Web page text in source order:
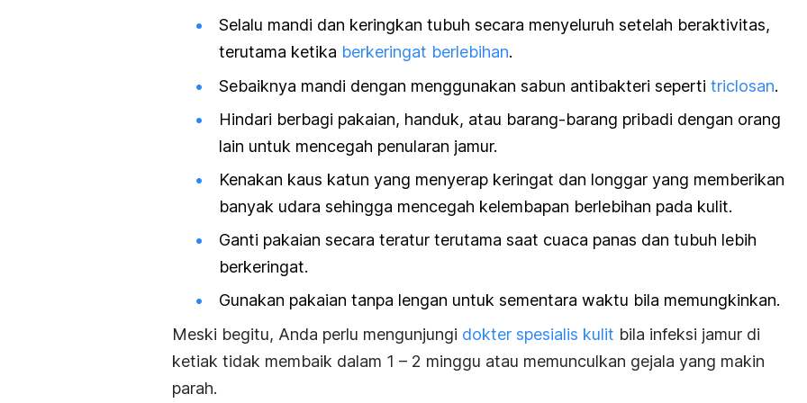
Selalu mandi dan keringkan tubuh secara menyeluruh setelah beraktivitas,
terutama ketika berkeringat berlebihan.
Sebaiknya mandi dengan menggunakan sabun antibakteri seperti triclosan.
Hindari berbagi pakaian, handuk, atau barang-barang pribadi dengan orang
lain untuk mencegah penularan jamur.
Kenakan kaus katun yang menyerap keringat dan longgar yang memberikan
banyak udara sehingga mencegah kelembapan berlebihan pada kulit.
Ganti pakaian secara teratur terutama saat cuaca panas dan tubuh lebih
berkeringat.
Gunakan pakaian tanpa lengan untuk sementara waktu bila memungkinkan.
Meski begitu, Anda perlu mengunjungi dokter spesialis kulit bila infeksi jamur di
ketiak tidak membaik dalam 1 – 2 minggu atau memunculkan gejala yang makin
parah.